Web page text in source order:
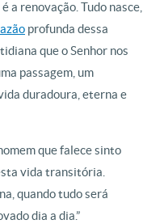
a renovação. Tudo nasce,
profunda dessa
que o Senhor nos
passagem, um
duradoura, eterna e
que falece sinto
vida transitória.
quando tudo será
dia a dia.”